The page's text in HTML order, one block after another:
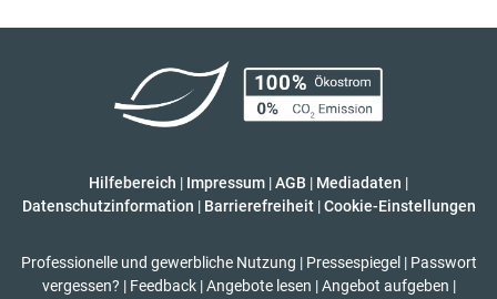
Hilfebereich | Impressum |AGB | Mediadaten |
Datenschutzinformation | Barrierefreiheit | Cookie-Einstellungen
Professionelle und gewerbliche Nutzung | Pressespiegel | Passwort
vergessen? | Feedback | Angebote lesen | Angebot aufgeben |